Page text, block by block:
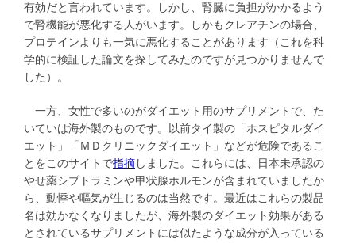
有効だと言われています。しかし、腎臓に負担がかかるよう
で腎機能が悪化する人がいます。しかもクレアチンの場合、
プロテインよりも一気に悪化することがあります（これを科
学的に検証した論文を探してみたのですが見つかりませんで
した）。
一方、女性で多いのがダイエット用のサプリメントで、た
いていは海外製のものです。以前タイ製の「ホスピタルダイ
エット」「ＭＤクリニックダイエット」などが危険であるこ
とをこのサイトで指摘しました。これらには、日本未承認の
やせ薬シブトラミンや甲状腺ホルモンが含まれていましたか
ら、動悸や嘔気が生じるのは当然です。最近はこれらの製品
名は効かなくなりましたが、海外製のダイエット効果がある
とされているサプリメントには似たような成分が入っている